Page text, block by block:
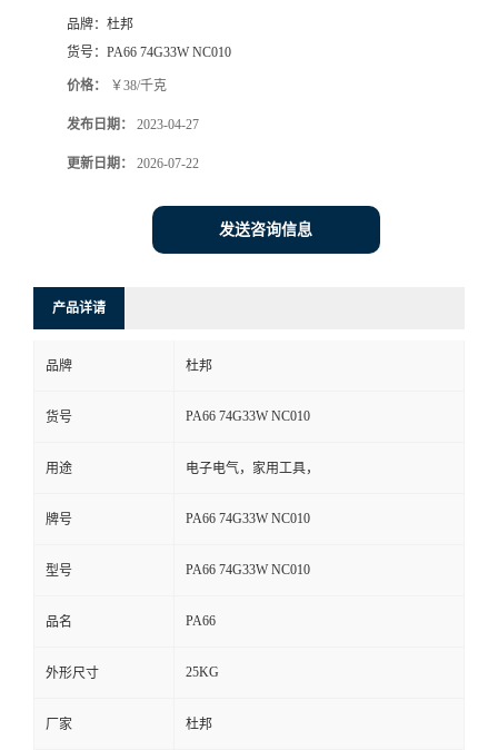
系
言
品牌： 杜邦
货号： PA66 74G33W NC010
价格： ￥38/千克
发布日期： 2023-04-27
更新日期： 2026-07-22
发送咨询信息
产品详请
品牌 杜邦
货号 PA66 74G33W NC010
用途 电子电气，家用工具，
牌号 PA66 74G33W NC010
型号 PA66 74G33W NC010
品名 PA66
外形尺寸 25KG
厂家 杜邦